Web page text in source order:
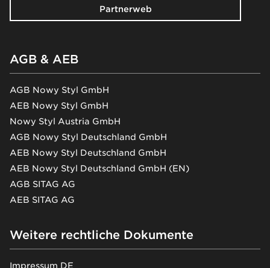
Partnerweb
AGB & AEB
AGB Nowy Styl GmbH
AEB Nowy Styl GmbH
Nowy Styl Austria GmbH
AGB Nowy Styl Deutschland GmbH
AEB Nowy Styl Deutschland GmbH
AEB Nowy Styl Deutschland GmbH (EN)
AGB SITAG AG
AEB SITAG AG
Weitere rechtliche Dokumente
Impressum DE